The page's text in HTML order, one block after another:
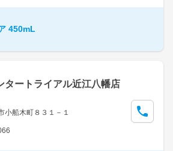
450mL
タートライアル近江八幡店
小船木町８３１－１